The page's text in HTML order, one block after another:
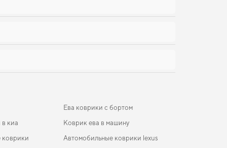
в киа
коврики
Ева коврики с бортом
Коврик ева в машину
Автомобильные коврики lexus